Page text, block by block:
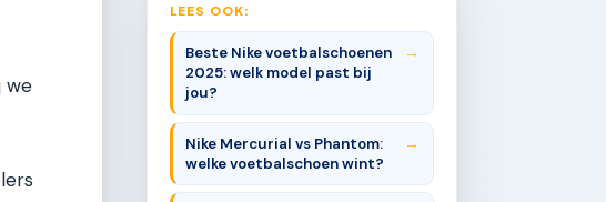
we
LEES OOK:
Beste Nike voetbalschoenen
2025: welk model past bij
jou?
Nike Mercurial vs Phantom:
welke voetbalschoen wint?